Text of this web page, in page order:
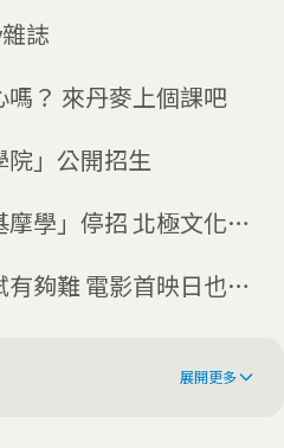
誌
嗎？ 來丹麥上個課吧
院」公開招生
停招 北極文化遇
首映日也成
展開更多